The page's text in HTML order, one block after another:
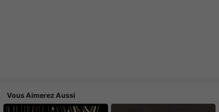
Vous Aimerez Aussi